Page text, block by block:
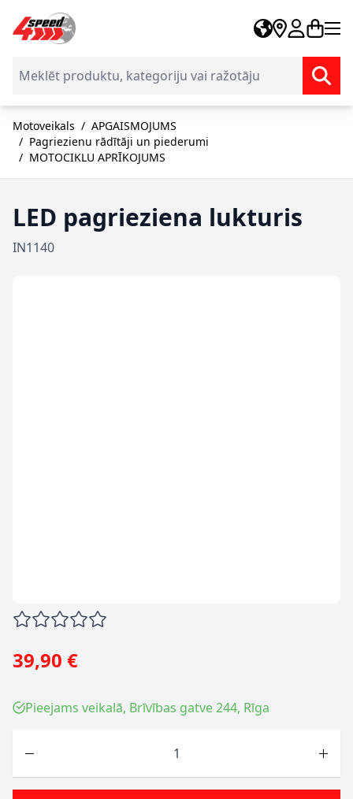
Skip to Content
Motoveikals / APGAISMOJUMS
/ Pagriezienu rādītāji un piederumi
/ MOTOCIKLU APRĪKOJUMS
LED pagrieziena lukturis
IN1140
39,90 €
Pieejams veikalā, Brīvības gatve 244, Rīga